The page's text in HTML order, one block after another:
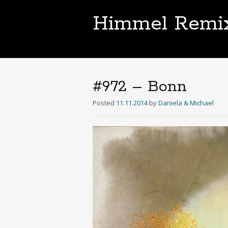
Himmel
#972 – Bonn
Posted 11.11.2014 byDaniela & Michael